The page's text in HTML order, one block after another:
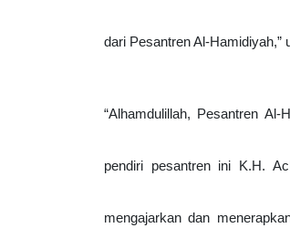
dari Pesantren Al-Hamidiyah,”
“Alhamdulillah, Pesantren
pendiri pesantren ini K.H.
mengajarkan dan